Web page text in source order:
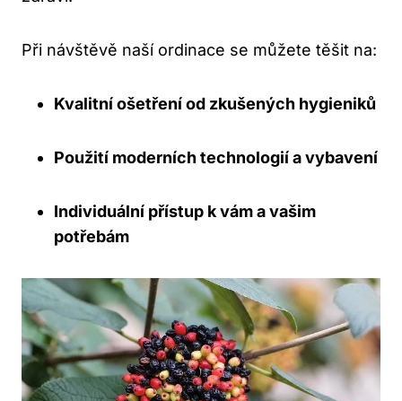
Při návštěvě naší ordinace se můžete těšit na:
Kvalitní ošetření od zkušených hygieniků
Použití moderních technologií a vybavení
Individuální přístup k vám a vašim
potřebám